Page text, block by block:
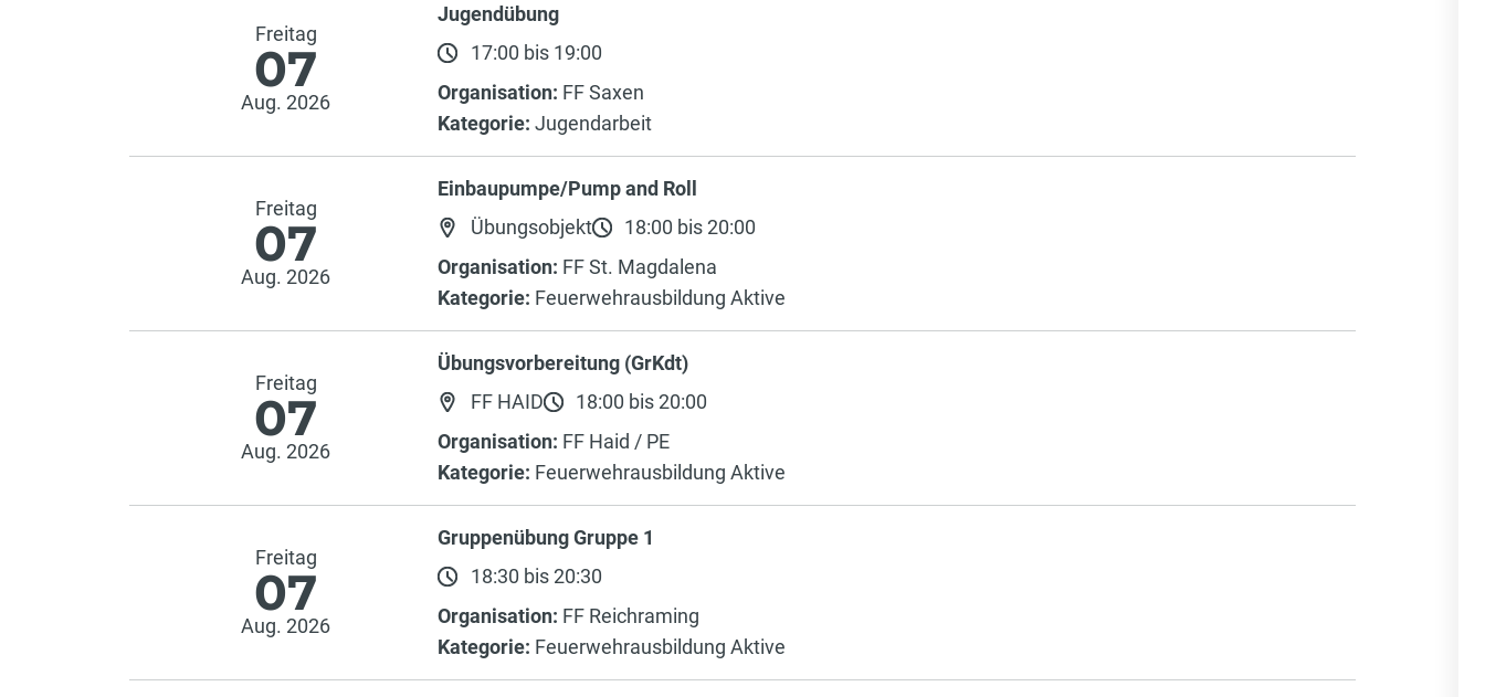
Freitag
07
Aug. 2026
Jugendübung
17:00 bis 19:00
Organisation: FF Saxen
Kategorie: Jugendarbeit
Freitag
07
Aug. 2026
Einbaupumpe/Pump and Roll
Übungsobjekt
18:00 bis 20:00
Organisation: FF St. Magdalena
Kategorie: Feuerwehrausbildung Aktive
Freitag
07
Aug. 2026
Übungsvorbereitung (GrKdt)
FF HAID
18:00 bis 20:00
Organisation: FF Haid / PE
Kategorie: Feuerwehrausbildung Aktive
Freitag
07
Aug. 2026
Gruppenübung Gruppe 1
18:30 bis 20:30
Organisation: FF Reichraming
Kategorie: Feuerwehrausbildung Aktive